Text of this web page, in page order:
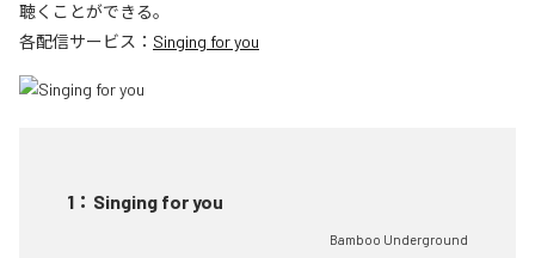
聴くことができる。
各配信サービス： Singing for you
1 ： Singing for you
Bamboo Underground